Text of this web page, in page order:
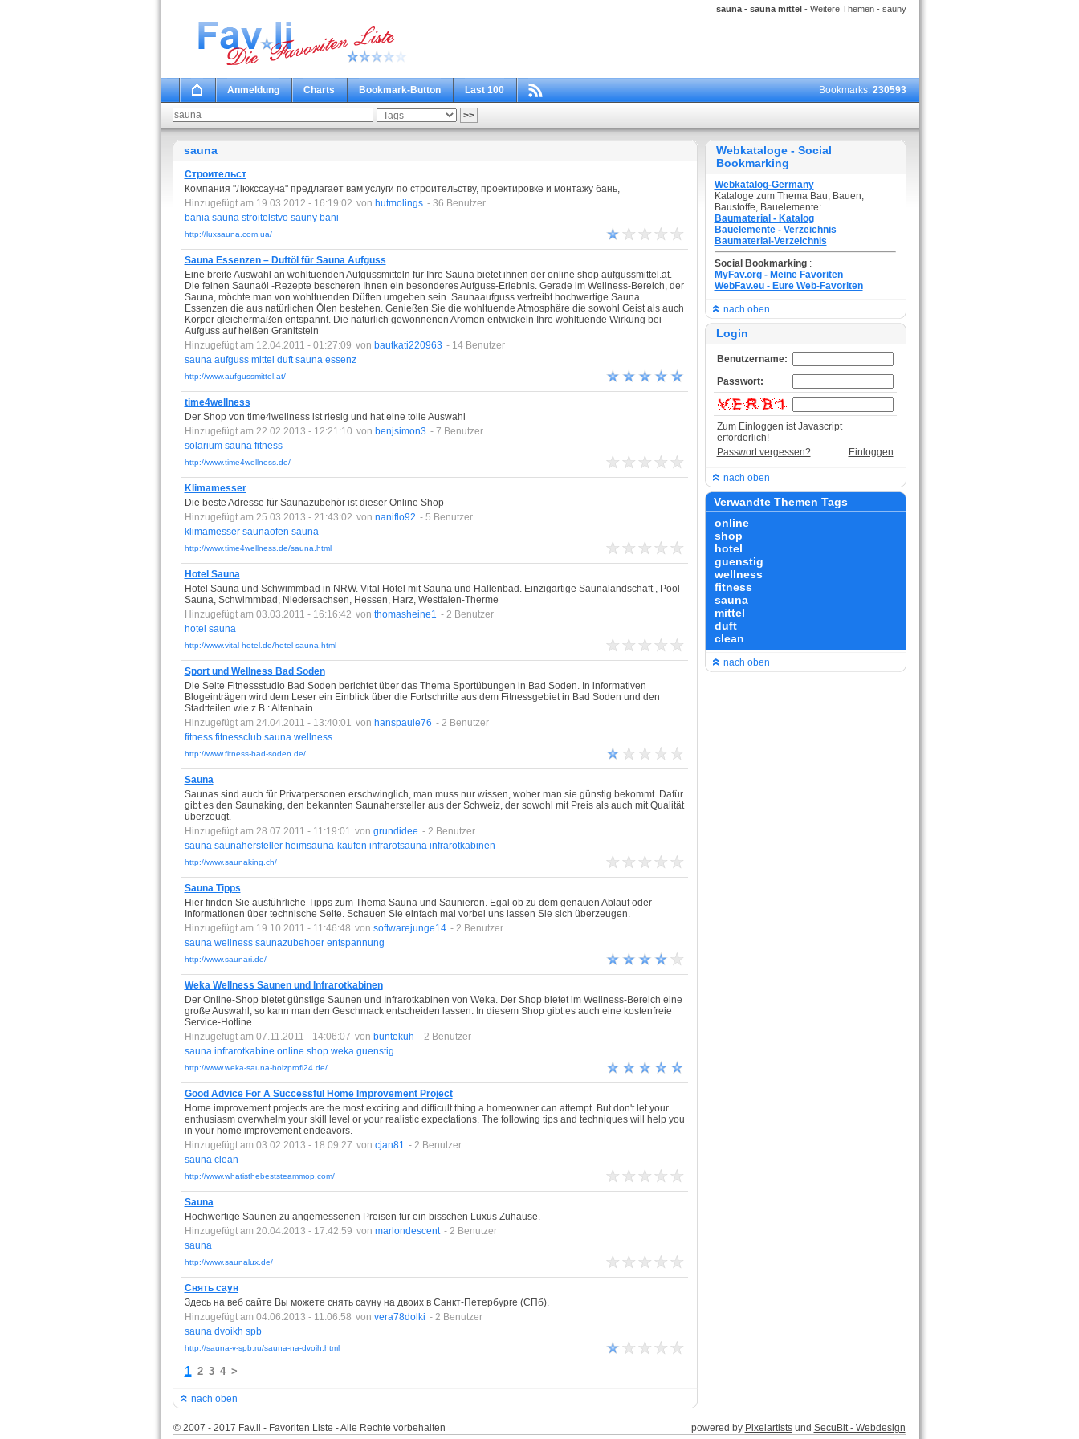
sauna - sauna mittel- Weitere Themen - sauny
Anmeldung Charts Bookmark-Button Last 100 Bookmarks:230593
sauna
Строительст
Компания "Люкссауна" предлагает вам услуги по строительству, проектировке и монтажу бань,
Hinzugefügt am 19.03.2012 - 16:19:02 von hutmolings - 36 Benutzer
bania sauna stroitelstvo sauny bani
http://luxsauna.com.ua/
Sauna Essenzen – Duftöl für Sauna Aufguss
Eine breite Auswahl an wohltuenden Aufgussmitteln für Ihre Sauna bietet ihnen der online shop aufgussmittel.at.
Die feinen Saunaöl -Rezepte bescheren Ihnen ein besonderes Aufguss-Erlebnis. Gerade im Wellness-Bereich, der
Sauna, möchte man von wohltuenden Düften umgeben sein. Saunaaufguss vertreibt hochwertige Sauna
Essenzen die aus natürlichen Ölen bestehen. Genießen Sie die wohltuende Atmosphäre die sowohl Geist als auch
Körper gleichermaßen entspannt. Die natürlich gewonnenen Aromen entwickeln Ihre wohltuende Wirkung bei
Aufguss auf heißen Granitstein
Hinzugefügt am 12.04.2011 - 01:27:09 von bautkati220963 - 14 Benutzer
sauna aufguss mittel duft sauna essenz
http://www.aufgussmittel.at/
time4wellness
Der Shop von time4wellness ist riesig und hat eine tolle Auswahl
Hinzugefügt am 22.02.2013 - 12:21:10 von benjsimon3 - 7 Benutzer
solarium sauna fitness
http://www.time4wellness.de/
Klimamesser
Die beste Adresse für Saunazubehör ist dieser Online Shop
Hinzugefügt am 25.03.2013 - 21:43:02 von naniflo92 - 5 Benutzer
klimamesser saunaofen sauna
http://www.time4wellness.de/sauna.html
Hotel Sauna
Hotel Sauna und Schwimmbad in NRW. Vital Hotel mit Sauna und Hallenbad. Einzigartige Saunalandschaft , Pool
Sauna, Schwimmbad, Niedersachsen, Hessen, Harz, Westfalen-Therme
Hinzugefügt am 03.03.2011 - 16:16:42 von thomasheine1 - 2 Benutzer
hotel sauna
http://www.vital-hotel.de/hotel-sauna.html
Sport und Wellness Bad Soden
Die Seite Fitnessstudio Bad Soden berichtet über das Thema Sportübungen in Bad Soden. In informativen
Blogeinträgen wird dem Leser ein Einblick über die Fortschritte aus dem Fitnessgebiet in Bad Soden und den
Stadtteilen wie z.B.: Altenhain.
Hinzugefügt am 24.04.2011 - 13:40:01 von hanspaule76 - 2 Benutzer
fitness fitnessclub sauna wellness
http://www.fitness-bad-soden.de/
Sauna
Saunas sind auch für Privatpersonen erschwinglich, man muss nur wissen, woher man sie günstig bekommt. Dafür
gibt es den Saunaking, den bekannten Saunahersteller aus der Schweiz, der sowohl mit Preis als auch mit Qualität
überzeugt.
Hinzugefügt am 28.07.2011 - 11:19:01 von grundidee - 2 Benutzer
sauna saunahersteller heimsauna-kaufen infrarotsauna infrarotkabinen
http://www.saunaking.ch/
Sauna Tipps
Hier finden Sie ausführliche Tipps zum Thema Sauna und Saunieren. Egal ob zu dem genauen Ablauf oder
Informationen über technische Seite. Schauen Sie einfach mal vorbei uns lassen Sie sich überzeugen.
Hinzugefügt am 19.10.2011 - 11:46:48 von softwarejunge14 - 2 Benutzer
sauna wellness saunazubehoer entspannung
http://www.saunari.de/
Weka Wellness Saunen und Infrarotkabinen
Der Online-Shop bietet günstige Saunen und Infrarotkabinen von Weka. Der Shop bietet im Wellness-Bereich eine
große Auswahl, so kann man den Geschmack entscheiden lassen. In diesem Shop gibt es auch eine kostenfreie
Service-Hotline.
Hinzugefügt am 07.11.2011 - 14:06:07 von buntekuh - 2 Benutzer
sauna infrarotkabine online shop weka guenstig
http://www.weka-sauna-holzprofi24.de/
Good Advice For A Successful Home Improvement Project
Home improvement projects are the most exciting and difficult thing a homeowner can attempt. But don't let your
enthusiasm overwhelm your skill level or your realistic expectations. The following tips and techniques will help you
in your home improvement endeavors.
Hinzugefügt am 03.02.2013 - 18:09:27 von cjan81 - 2 Benutzer
sauna clean
http://www.whatisthebeststeammop.com/
Sauna
Hochwertige Saunen zu angemessenen Preisen für ein bisschen Luxus Zuhause.
Hinzugefügt am 20.04.2013 - 17:42:59 von marlondescent - 2 Benutzer
sauna
http://www.saunalux.de/
Снять саун
Здесь на веб сайте Вы можете снять сауну на двоих в Санкт-Петербурге (СПб).
Hinzugefügt am 04.06.2013 - 11:06:58 von vera78dolki - 2 Benutzer
sauna dvoikh spb
http://sauna-v-spb.ru/sauna-na-dvoih.html
1 2 3 4 >
nach oben
Webkataloge - Social
Bookmarking
Webkatalog-Germany
Kataloge zum Thema Bau, Bauen,
Baustoffe, Bauelemente:
Baumaterial - Katalog
Bauelemente - Verzeichnis
Baumaterial-Verzeichnis
Social Bookmarking :
MyFav.org - Meine Favoriten
WebFav.eu - Eure Web-Favoriten
nach oben
Login
Benutzername:
Passwort:
Zum Einloggen ist Javascript
erforderlich!
Passwort vergessen?
Einloggen
nach oben
Verwandte Themen Tags
online
shop
hotel
guenstig
wellness
fitness
sauna
mittel
duft
clean
nach oben
© 2007 - 2017 Fav.li - Favoriten Liste - Alle Rechte vorbehalten powered by Pixelartistsund SecuBit - Webdesign